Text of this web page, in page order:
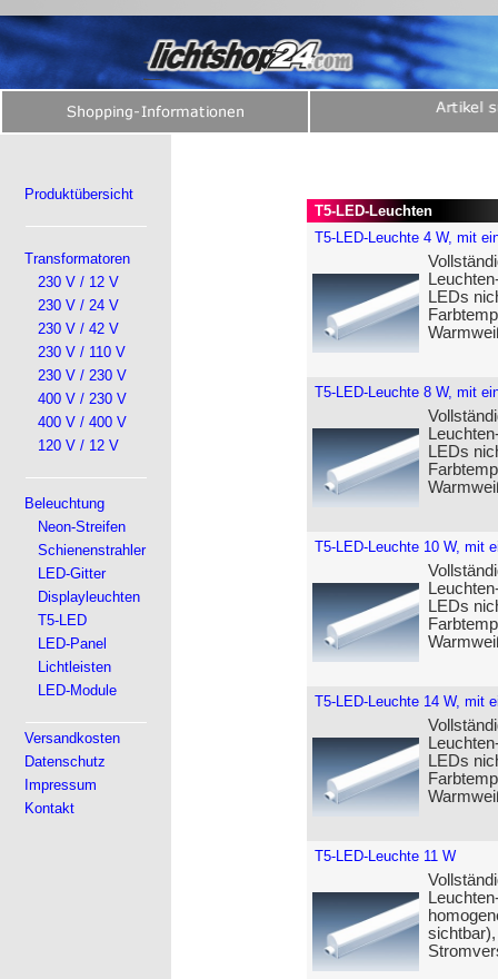
Produktübersicht
Transformatoren
230 V / 12 V
230 V / 24 V
230 V / 42 V
230 V / 110 V
230 V / 230 V
400 V / 230 V
400 V / 400 V
120 V / 12 V
Beleuchtung
Neon-Streifen
Schienenstrahler
LED-Gitter
Displayleuchten
T5-LED
LED-Panel
Lichtleisten
LED-Module
Versandkosten
Datenschutz
Impressum
Kontakt
T5-LED-Leuchten
T5-LED-Leuchte 4 W, mit
LEDs
T5-LED-Leuchte 8 W, mit
LEDs
T5-LED-Leuchte 10 W, mit
LEDs
T5-LED-Leuchte 14 W, mit
LEDs
T5-LED-Leuchte 11 W